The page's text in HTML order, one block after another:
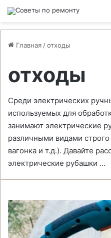
Главная /отходы
отходы
Среди электрических
используемых для
занимают электрические
различными видами
вагонка и т.д.). Давайте
электрические рубашки …